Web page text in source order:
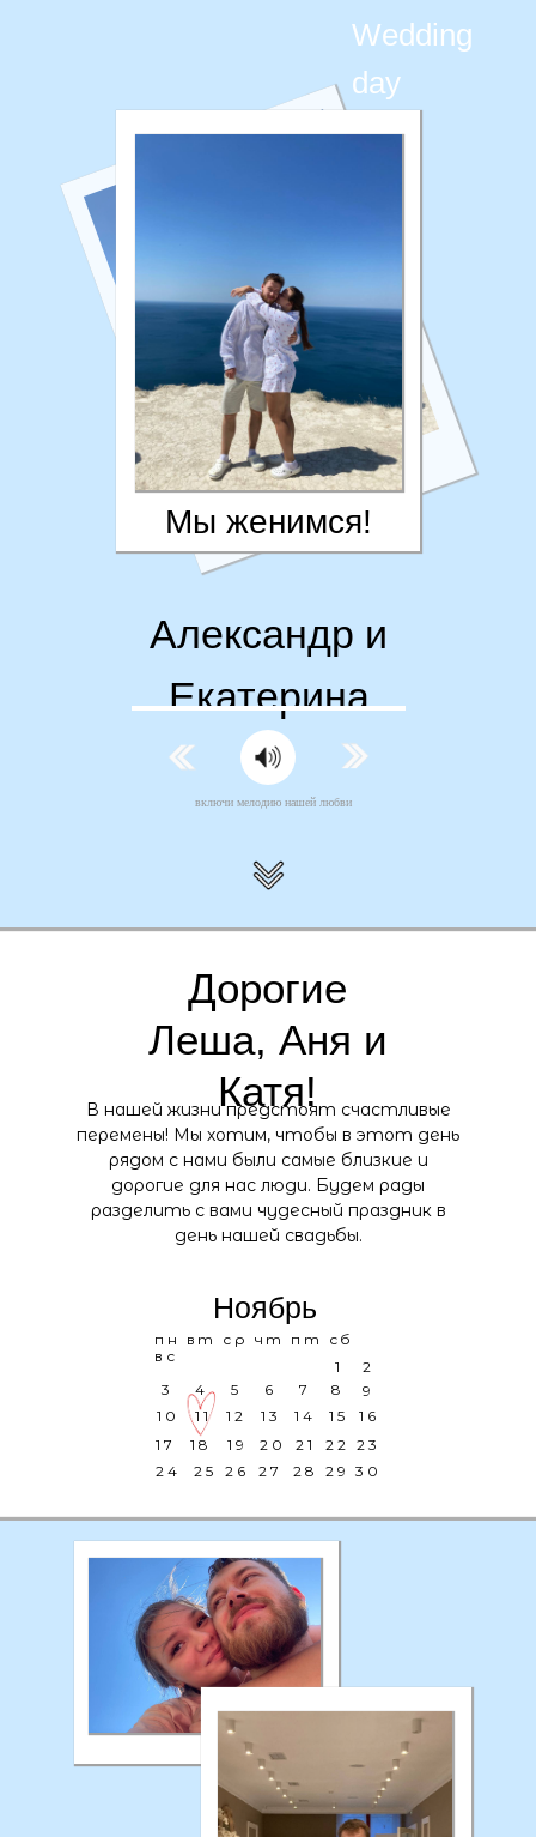
включи мелодию нашей любви
Александр и
Екатерина
Wedding
day
Мы женимся!
В нашей жизни предстоят счастливые
перемены! Мы хотим, чтобы в этот день
рядом с нами были самые близкие и
дорогие для нас люди. Будем рады
разделить с вами чудесный праздник в
день нашей свадьбы.
Дорогие
Леша, Аня и
Катя!
Ноябрь
пн вт ср чт пт сб
вс
1
12
11
10
9
8
7
6
5
4
2
15
14
13
20
19
18
17
16
22
21
27
26
25
24
23
3
29
28 30